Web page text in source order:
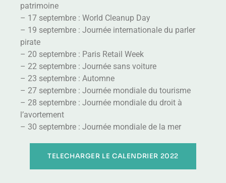
patrimoine
– 17 septembre : World Cleanup Day
– 19 septembre : Journée internationale du parler
pirate
– 20 septembre : Paris Retail Week
– 22 septembre : Journée sans voiture
– 23 septembre : Automne
– 27 septembre : Journée mondiale du tourisme
– 28 septembre : Journée mondiale du droit à
l’avortement
– 30 septembre : Journée mondiale de la mer
TELECHARGER LE CALENDRIER 2022